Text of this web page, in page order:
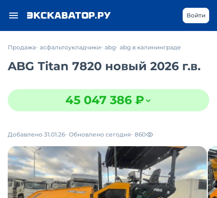
Войти
Продажа асфальтоукладчики abg abg в калининграде
ABG Titan 7820 новый 2026 г.в.
45 047 386 ₽
Добавлено 31.01.26 Обновлено сегодня 860